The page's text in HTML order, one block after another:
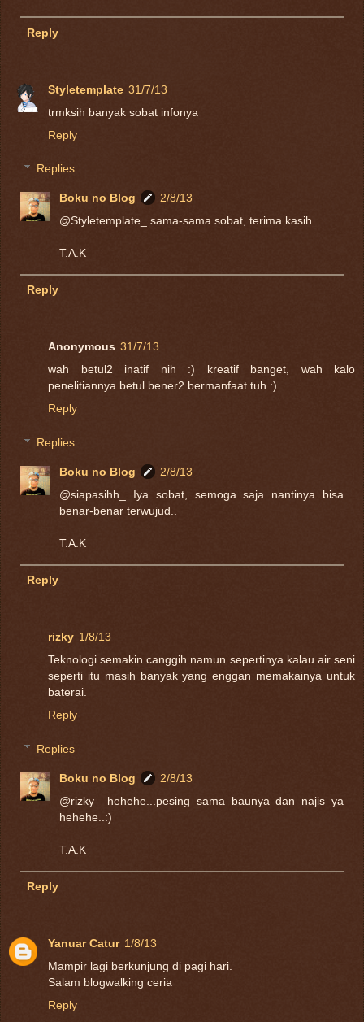
Reply
Styletemplate 31/7/13
trmksih banyak sobat infonya
Reply
Replies
Boku no Blog
2/8/13
@Styletemplate_ sama-sama sobat, terima kasih...
T.A.K
Reply
Anonymous 31/7/13
wah betul2 inatif nih :) kreatif banget, wah kalo
penelitiannya betul bener2 bermanfaat tuh :)
Reply
Replies
Boku no Blog
2/8/13
@siapasihh_ Iya sobat, semoga saja nantinya bisa
benar-benar terwujud..
T.A.K
Reply
rizky 1/8/13
Teknologi semakin canggih namun sepertinya kalau air seni
seperti itu masih banyak yang enggan memakainya untuk
baterai.
Reply
Replies
Boku no Blog
2/8/13
@rizky_ hehehe...pesing sama baunya dan najis ya
hehehe..:)
T.A.K
Reply
Yanuar Catur 1/8/13
Mampir lagi berkunjung di pagi hari.
Salam blogwalking ceria
Reply